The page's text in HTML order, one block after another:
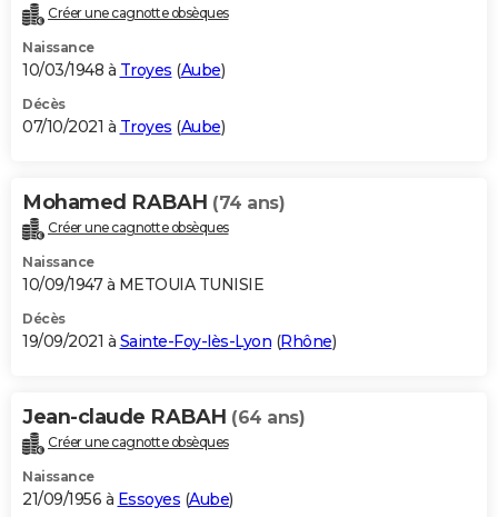
Créer une cagnotte obsèques
Naissance
10/03/1948 à Troyes (Aube)
Décès
07/10/2021 à Troyes (Aube)
Mohamed RABAH (74 ans)
Créer une cagnotte obsèques
Naissance
10/09/1947 à METOUIA TUNISIE
Décès
19/09/2021 à Sainte-Foy-lès-Lyon (Rhône)
Jean-claude RABAH (64 ans)
Créer une cagnotte obsèques
Naissance
21/09/1956 à Essoyes (Aube)